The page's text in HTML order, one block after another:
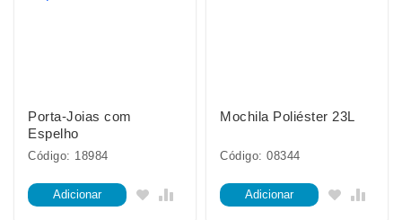
Porta-Joias com
Espelho
Código: 18984
Adicionar
Mochila Poliéster 23L
Código: 08344
Adicionar